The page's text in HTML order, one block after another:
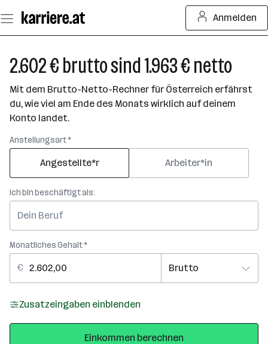
Seiteninhalt
springen
Anmelden
2.602 € brutto sind 1.963 € netto
Mit dem Brutto-Netto-Rechner für Österreich erfährst
du, wie viel am Ende des Monats wirklich auf deinem
Konto landet.
Anstellungsart *
Angestellte*r Arbeiter*in
Ich bin beschäftigt als:
Monatliches Gehalt *
Zusatzeingaben einblenden
Einkommen berechnen